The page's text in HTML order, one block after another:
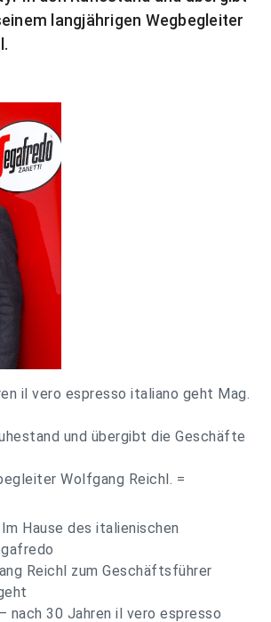
langjährigen Wegbegleiter
il vero espresso italiano geht Mag.
und übergibt die Geschäfte
Wolfgang Reichl. =
Hause des italienischen
Reichl zum Geschäftsführer
nach 30 Jahren il vero espresso